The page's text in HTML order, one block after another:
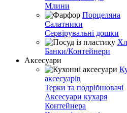
Млини
Порцеляна
Салатники
Сервірувальні дошки
Банки/Контейнери
Аксесуари
аксесуарів
Терки та подрібнювачі
Аксесуари кухаря
Контейнера